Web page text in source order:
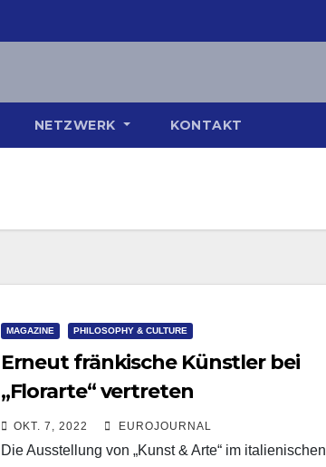
NETZWERK KONTAKT
MAGAZINE PHILOSOPHY & CULTURE
Erneut fränkische Künstler bei
„Florarte“ vertreten
OKT. 7, 2022 EUROJOURNAL
Die Ausstellung von „Kunst & Arte“ im italienischen